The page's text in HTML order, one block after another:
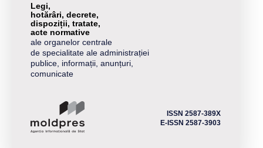
Legi,
hotărâri, decrete,
dispoziții, tratate,
acte normative
ale organelor centrale
de specialitate ale administrației
publice, informații, anunțuri,
comunicate
ISSN 2587-389X
E-ISSN 2587-3903